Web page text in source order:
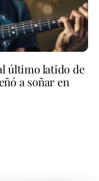
último latido de
a soñar en